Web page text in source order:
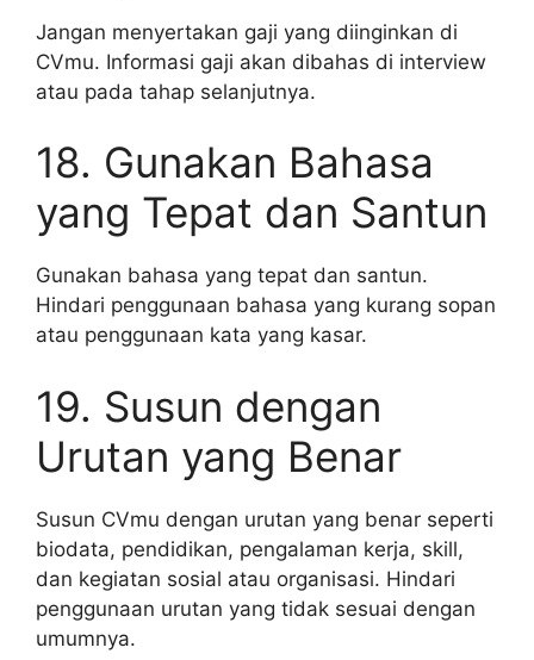
Jangan menyertakan gaji yang diinginkan di
CVmu. Informasi gaji akan dibahas di interview
atau pada tahap selanjutnya.
18. Gunakan Bahasa
yang Tepat dan Santun
Gunakan bahasa yang tepat dan santun.
Hindari penggunaan bahasa yang kurang sopan
atau penggunaan kata yang kasar.
19. Susun dengan
Urutan yang Benar
Susun CVmu dengan urutan yang benar seperti
biodata, pendidikan, pengalaman kerja, skill,
dan kegiatan sosial atau organisasi. Hindari
penggunaan urutan yang tidak sesuai dengan
umumnya.